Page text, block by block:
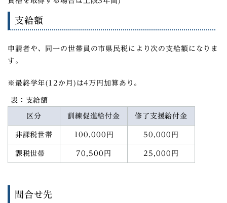
支給額
申請者や、同一の世帯員の市県民税により次の支給額になりま
す。
※最終学年(12か月)は4万円加算あり。
表：支給額
区分 訓練促進給付金 修了支援給付金
非課税世帯 100,000円 50,000円
課税世帯 70,500円 25,000円
問合せ先